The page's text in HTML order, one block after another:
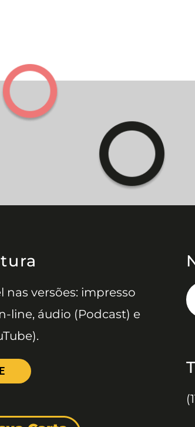
nas versões: impresso
line, áudio (Podcast) e